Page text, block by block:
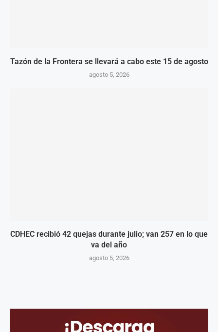
Tazón de la Frontera se llevará a cabo este 15 de agosto
agosto 5, 2026
CDHEC recibió 42 quejas durante julio; van 257 en lo que
va del año
agosto 5, 2026